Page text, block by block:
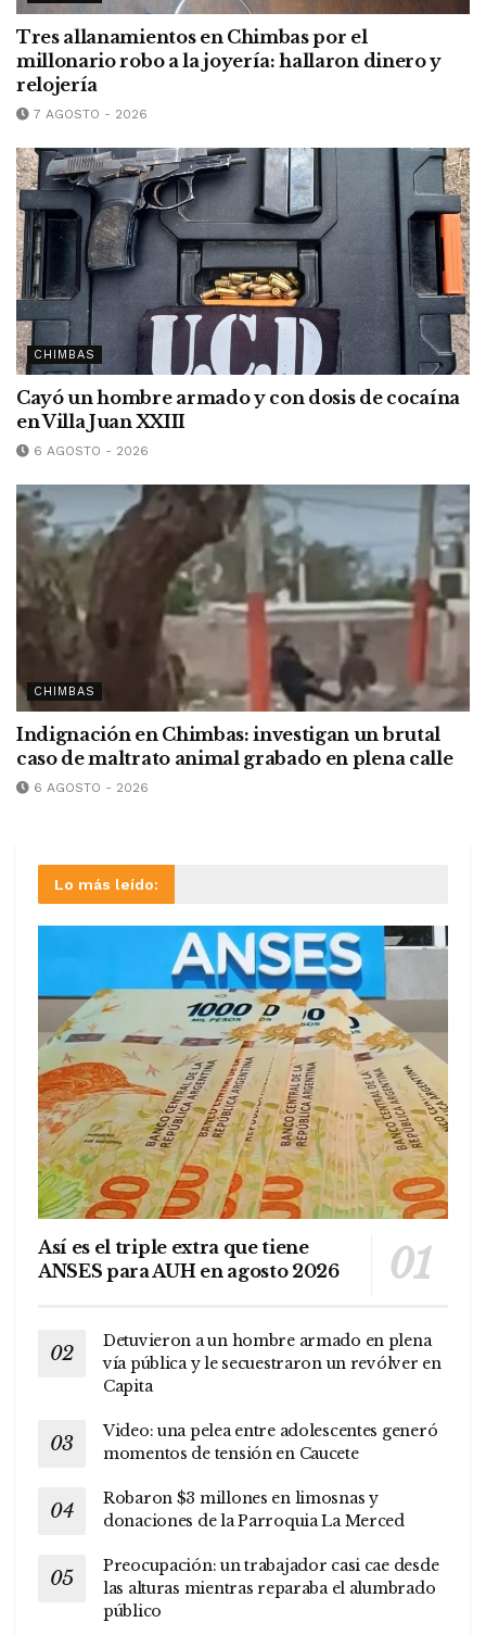
Tres allanamientos en Chimbas por el
millonario robo a la joyería: hallaron dinero y
relojería
7 AGOSTO - 2026
CHIMBAS
Cayó un hombre armado y con dosis de cocaína
en Villa Juan XXIII
6 AGOSTO - 2026
CHIMBAS
Indignación en Chimbas: investigan un brutal
caso de maltrato animal grabado en plena calle
6 AGOSTO - 2026
Lo más leído:
Así es el triple extra que tiene
ANSES para AUH en agosto 2026
Detuvieron a un hombre armado en plena
vía pública y le secuestraron un revólver en
Capita
Video: una pelea entre adolescentes generó
momentos de tensión en Caucete
Robaron $3 millones en limosnas y
donaciones de la Parroquia La Merced
Preocupación: un trabajador casi cae desde
las alturas mientras reparaba el alumbrado
público